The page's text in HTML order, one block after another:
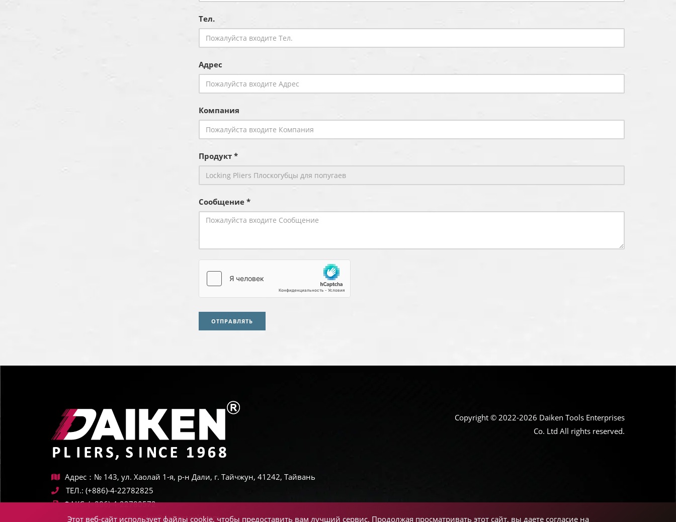
Тел.
Адрес
Компания
Продукт *
Сообщение *
ОТПРАВЛЯТЬ
Адрес：№ 143, ул. Хаолай 1-я, р-н Дали, г. Тайчжун, 41242, Тайвань
ТЕЛ.: (+886)-4-22782825
ФАКС: (+886)-4-22780572
Электронная почта: sales@daikentools.com
Copyright © 2022-2026 Daiken Tools Enterprises
Co. Ltd All rights reserved.
Этот веб-сайт использует файлы cookie, чтобы предоставить вам лучший сервис. Продолжая просматривать этот сайт, вы даете согласие на